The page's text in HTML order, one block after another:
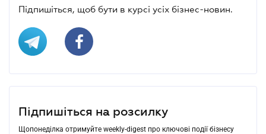
Підпишіться, щоб бути в курсі усіх бізнес-новин.
Підпишіться на розсилку
Щопонеділка отримуйте weekly-digest про ключові події бізнесу